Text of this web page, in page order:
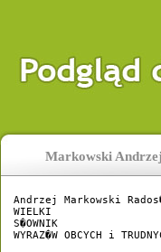
Markowski
Andrzej Markowski
WIELKI
S�OWNIK
WYRAZ�W OBCYCH i